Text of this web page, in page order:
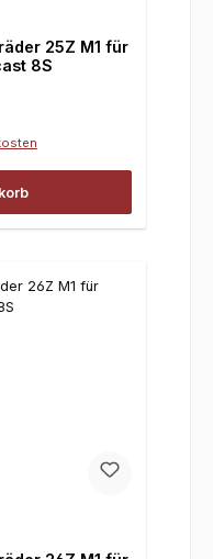
25Z M1 für
8S